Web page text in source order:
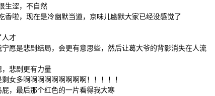
生涩，不自然
香啦，现在是冷幽默当道，京味儿幽默大家已经没感觉了
人才
愿是悲剧结局，会更有意思些，然后让葛大爷的背影消失在人流
悲剧更有力量
女多啊啊啊啊啊啊啊啊啊！！！！！
，最后那个红色的一片看得我大寒